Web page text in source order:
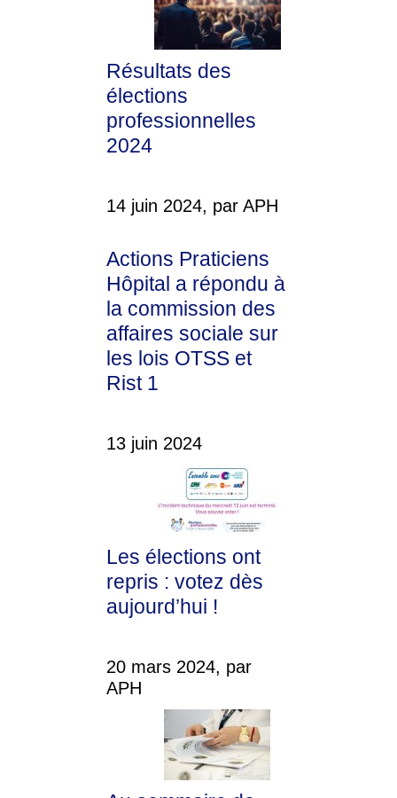
Résultats des
élections
professionnelles
2024
14 juin 2024, par APH
Actions Praticiens
Hôpital a répondu à
la commission des
affaires sociale sur
les lois OTSS et
Rist 1
13 juin 2024
Les élections ont
repris : votez dès
aujourd’hui !
20 mars 2024, par
APH